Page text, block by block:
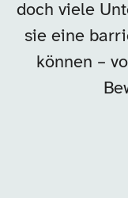
doch viele
sie eine
können –